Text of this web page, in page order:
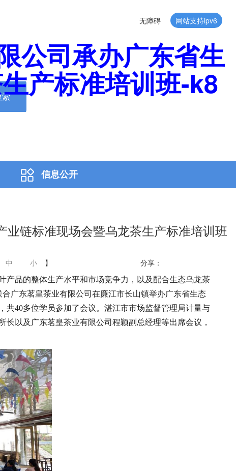
无障碍 网站支持ipv6
公司承办广东省生
产标准培训班-k8
索
信息公开
链标准现场会暨乌龙茶生产标准培训班
中 小 】 分享：
产品的整体生产水平和市场竞争力，以及配合生态乌龙茶
广东茗皇茶业有限公司在廉江市长山镇举办广东省生态
40多位学员参加了会议。湛江市市场监督管理局计量与
以及广东茗皇茶业有限公司程颖副总经理等出席会议，